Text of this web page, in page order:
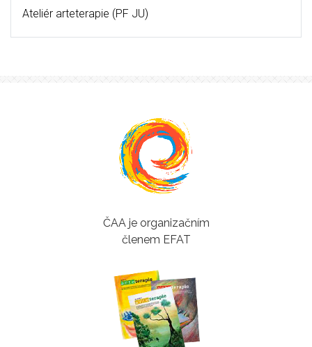
Ateliér arteterapie (PF JU)
ČAA je organizačním
členem EFAT